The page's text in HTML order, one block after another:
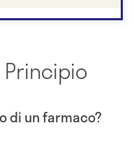
di un farmaco?